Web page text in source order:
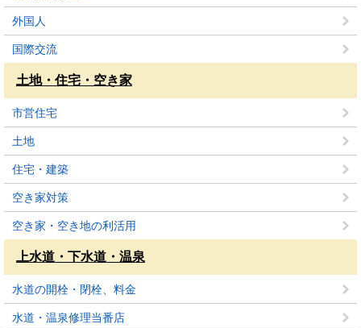
外国人
国際交流
土地・住宅・空き家
市営住宅
土地
住宅・建築
空き家対策
空き家・空き地の利活用
上水道・下水道・温泉
水道の開栓・閉栓、料金
水道・温泉修理当番店